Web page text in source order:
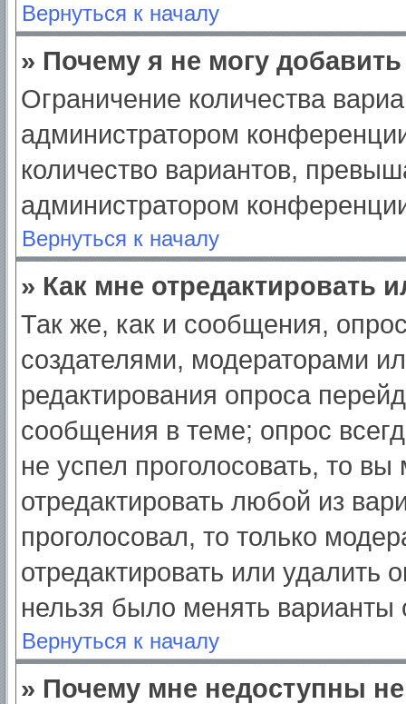
Вернуться к началу
» Почему я не могу
Ограничение количества
администратором
количество вариантов,
администратором
Вернуться к началу
» Как мне отредактировать
Так же, как и сообщения,
создателями, модераторами
редактирования опроса
сообщения в теме; опрос
не успел проголосовать, то
отредактировать любой из
проголосовал, то только
отредактировать или удалить
нельзя было менять варианты
Вернуться к началу
» Почему мне недоступны